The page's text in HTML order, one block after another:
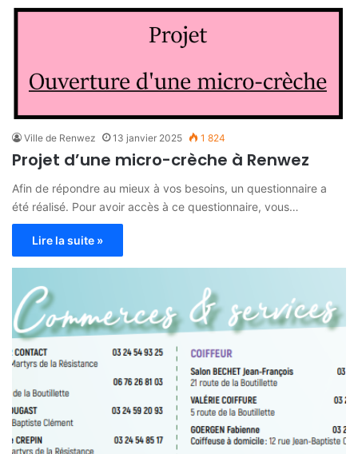
Ville de Renwez 13 janvier 2025 1 824
Projet d’une micro-crèche à Renwez
Afin de répondre au mieux à vos besoins, un questionnaire a
été réalisé. Pour avoir accès à ce questionnaire, vous…
Lire la suite »